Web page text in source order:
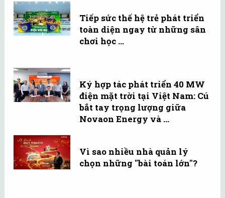
Tiếp sức thế hệ trẻ phát triển
toàn diện ngay từ những sân
chơi học ...
Ký hợp tác phát triển 40 MW
điện mặt trời tại Việt Nam: Cú
bắt tay trọng lượng giữa
Novaon Energy và ...
Vì sao nhiều nhà quản lý
chọn những "bài toán lớn"?